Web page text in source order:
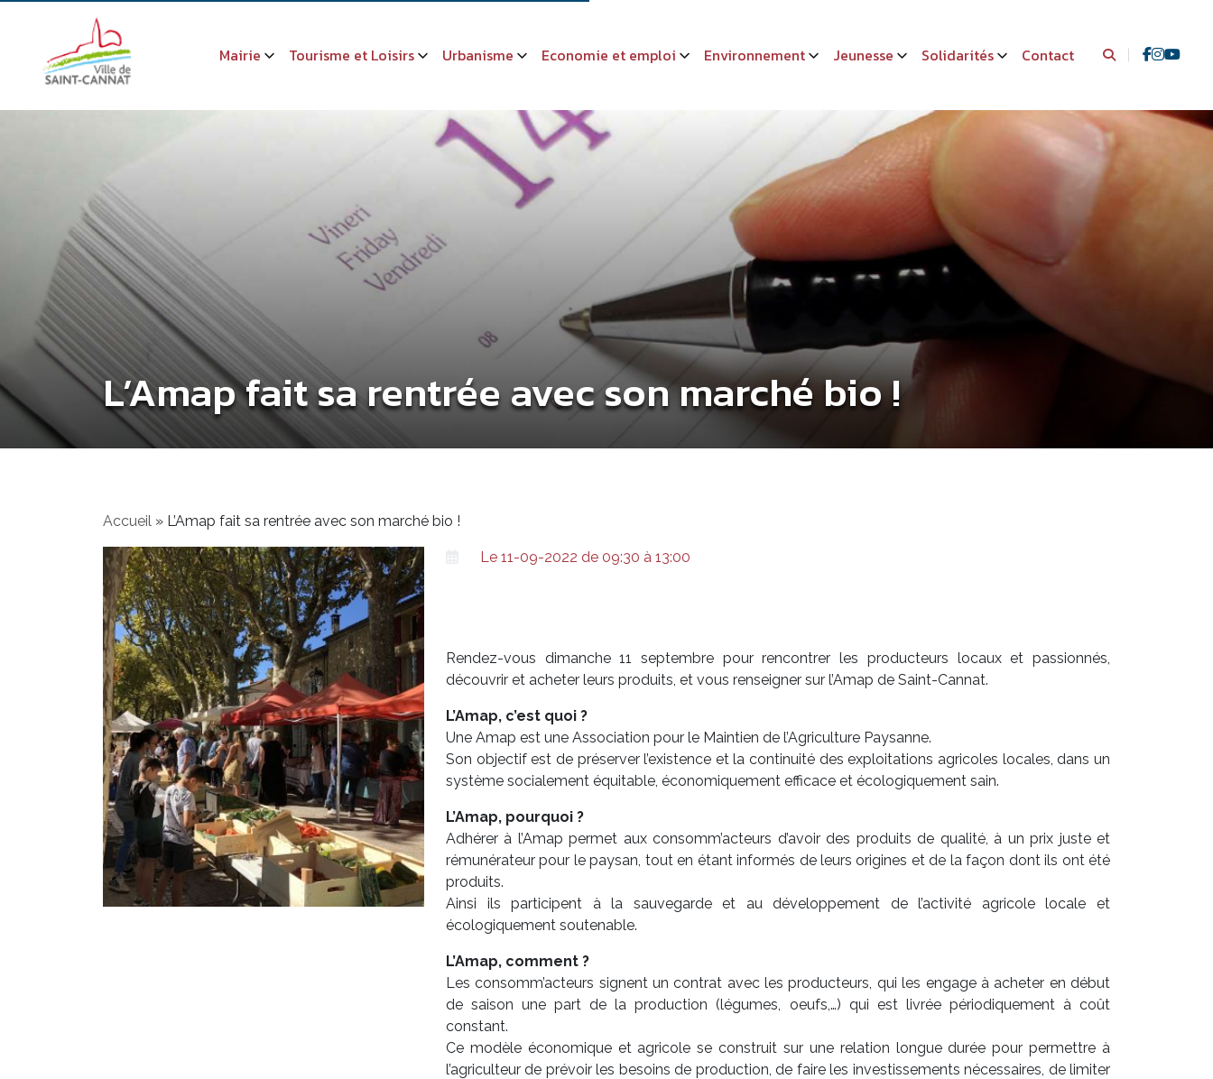
Mairie Tourisme et Loisirs Urbanisme Economie et emploi Environnement Jeunesse Solidarités Contact
L’Amap fait sa rentrée avec son marché bio !
Accueil » L’Amap fait sa rentrée avec son marché bio !
Le 11-09-2022 de 09:30 à 13:00
Rendez-vous dimanche 11 septembre pour rencontrer les producteurs locaux et passionnés,
découvrir et acheter leurs produits, et vous renseigner sur l’Amap de Saint-Cannat.
L’Amap, c’est quoi ?
Une Amap est une Association pour le Maintien de l’Agriculture Paysanne.
Son objectif est de préserver l’existence et la continuité des exploitations agricoles locales, dans un
système socialement équitable, économiquement efficace et écologiquement sain.
L’Amap, pourquoi ?
Adhérer à l’Amap permet aux consomm’acteurs d’avoir des produits de qualité, à un prix juste et
rémunérateur pour le paysan, tout en étant informés de leurs origines et de la façon dont ils ont été
produits.
Ainsi ils participent à la sauvegarde et au développement de l’activité agricole locale et
écologiquement soutenable.
L’Amap, comment ?
Les consomm’acteurs signent un contrat avec les producteurs, qui les engage à acheter en début
de saison une part de la production (légumes, oeufs,…) qui est livrée périodiquement à coût
constant.
Ce modèle économique et agricole se construit sur une relation longue durée pour permettre à
l’agriculteur de prévoir les besoins de production, de faire les investissements nécessaires, de limiter